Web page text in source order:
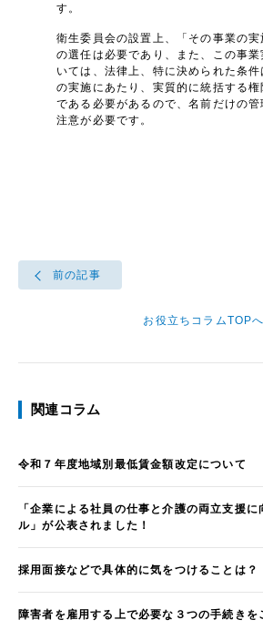
す。
衛生委員会の設置上、「その事業の実
の選任は必要であり、また、この事
いては、法律上、特に決められた条
の実施にあたり、実質的に統括する
である必要があるので、名前だけの管
注意が必要です。
前の記事
お役立ちコラムTOPへ
関連コラム
令和７年度地域別最低賃金額改定について
「企業による社員の仕事と介護の両立支援
ル」が公表されました！
採用面接などで具体的に気をつけることは？
障害者を雇用する上で必要な３つの手続きを